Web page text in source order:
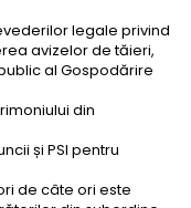
legale privind
avizelor de tăieri,
al Gospodărire
din
și PSI pentru
de câte ori este